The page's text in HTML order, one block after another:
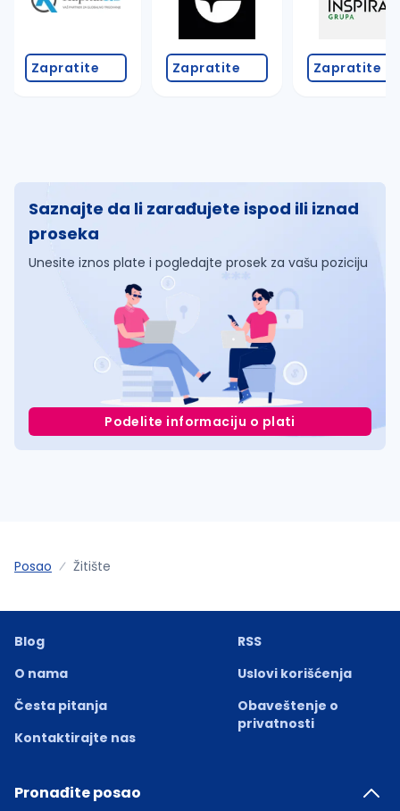
Zapratite Zapratite Zapratite
Saznajte da li zarađujete ispod ili iznad
proseka
Unesite iznos plate i pogledajte prosek za vašu poziciju
Podelite informaciju o plati
Posao Žitište
Blog
O nama
Česta pitanja
Kontaktirajte nas
RSS
Uslovi korišćenja
Obaveštenje o
privatnosti
Pronađite posao